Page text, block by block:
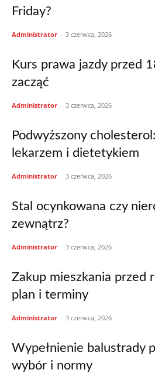
Friday?
Administrator - 3 czerwca, 2026
Kurs prawa jazdy przed
zacząć
Administrator - 3 czerwca, 2026
Podwyższony
lekarzem i dietetykiem
Administrator - 3 czerwca, 2026
Stal ocynkowana czy
zewnątrz?
Administrator - 3 czerwca, 2026
Zakup mieszkania przed
plan i terminy
Administrator - 3 czerwca, 2026
Wypełnienie balustrady
wybór i normy